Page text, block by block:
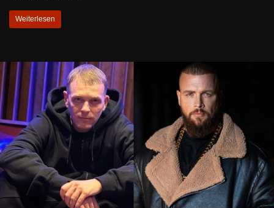
Weiterlesen